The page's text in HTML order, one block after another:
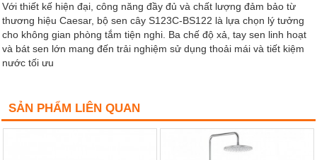
Với thiết kế hiện đại, công năng đầy đủ và chất lượng đảm bảo từ
thương hiệu Caesar, bộ sen cây S123C-BS122 là lựa chọn lý tưởng
cho không gian phòng tắm tiện nghi. Ba chế độ xả, tay sen linh hoạt
và bát sen lớn mang đến trải nghiệm sử dụng thoải mái và tiết kiệm
nước tối ưu
SẢN PHẨM LIÊN QUAN